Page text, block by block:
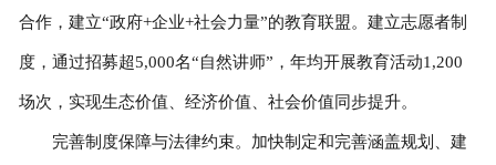
合作，建立“政府+企业+社会力量”的教育联盟。建立志愿者制
度，通过招募超5,000名“自然讲师”，年均开展教育活动1,200
场次，实现生态价值、经济价值、社会价值同步提升。
完善制度保障与法律约束。加快制定和完善涵盖规划、建